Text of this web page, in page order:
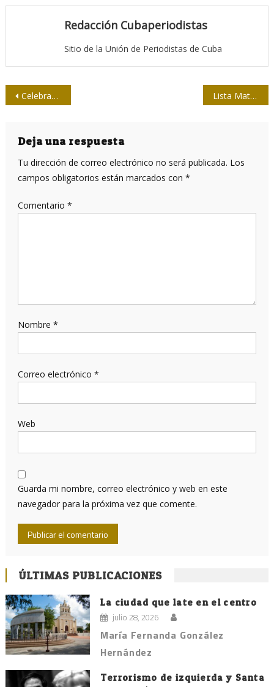
Redacción Cubaperiodistas
Sitio de la Unión de Periodistas de Cuba
Navegación
entradas
Celebran primer encuentro de delegados al X Congreso de la UPEC Lista Matanzas para el Zonal Occidental de softbol de la prensa
Deja una respuesta
Tu dirección de correo electrónico no será publicada. Los
campos obligatorios están marcados con *
Comentario *
Nombre *
Correo electrónico *
Web
Guarda mi nombre, correo electrónico y web en este
navegador para la próxima vez que comente.
ÚLTIMAS PUBLICACIONES
La ciudad que late en el centro
julio 28, 2026
María Fernanda González
Hernández
Terrorismo de izquierda y Santa